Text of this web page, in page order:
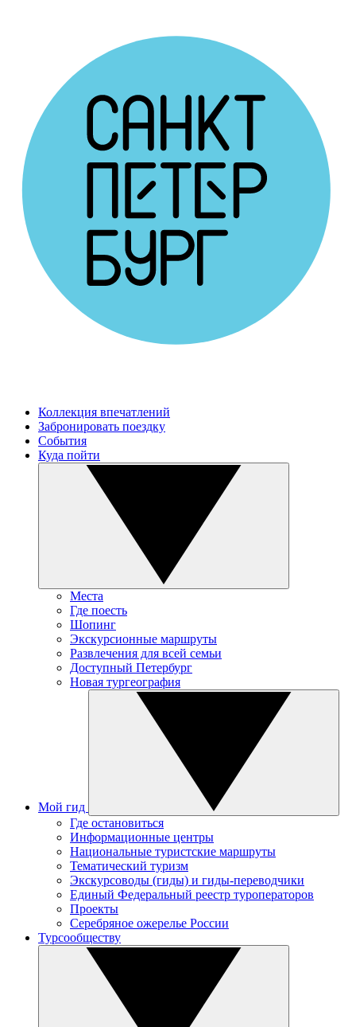
Коллекция впечатлений
Забронировать поездку
События
Куда пойти
Места
Где поесть
Шопинг
Экскурсионные маршруты
Развлечения для всей семьи
Доступный Петербург
Новая тургеография
Мой гид
Где остановиться
Информационные центры
Национальные туристские маршруты
Тематический туризм
Экскурсоводы (гиды) и гиды-переводчики
Единый Федеральный реестр туроператоров
Проекты
Серебряное ожерелье России
Турсообществу